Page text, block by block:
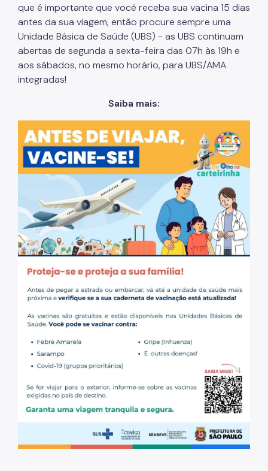
que é importante que você receba sua vacina 15 dias
antes da sua viagem, então procure sempre uma
Unidade Básica de Saúde (UBS) - as UBS continuam
abertas de segunda a sexta-feira das 07h às 19h e
aos sábados, no mesmo horário, para UBS/AMA
integradas!
Saiba mais: